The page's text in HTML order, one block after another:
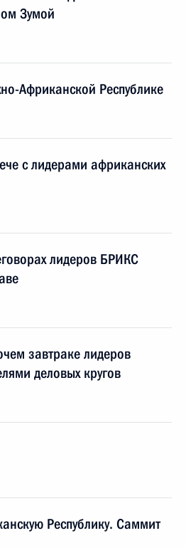
Зумой
Африканской Республике
с лидерами африканских
лидеров БРИКС
завтраке лидеров
деловых кругов
Республику. Саммит